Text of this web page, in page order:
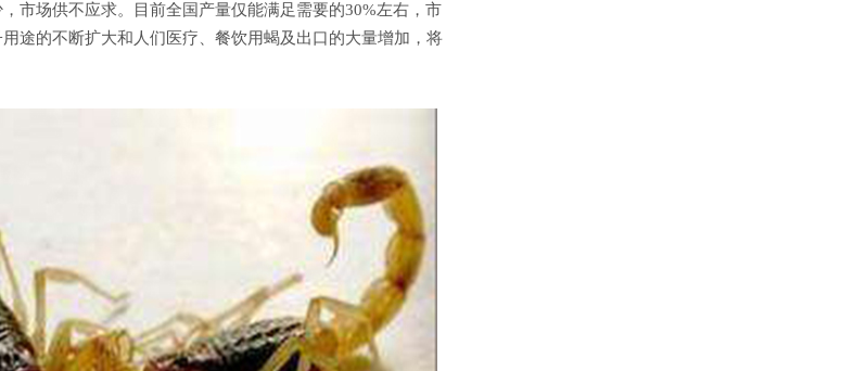
市场供不应求。目前全国产量仅能满足需要的30%左右，市
途的不断扩大和人们医疗、餐饮用蝎及出口的大量增加，将